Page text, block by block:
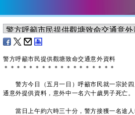
警方呼籲市民提供觀塘致命交通意外資料
＊ ＊ ＊ ＊ ＊ ＊ ＊ ＊ ＊ ＊ ＊ ＊ ＊ ＊ ＊ ＊ ＊ ＊
警方今日（五月一日）呼籲市民就一宗於四
通意外提供資料，意外中一名六十歲男子死亡。
當日上午約六時三十分，警方接獲一名途人